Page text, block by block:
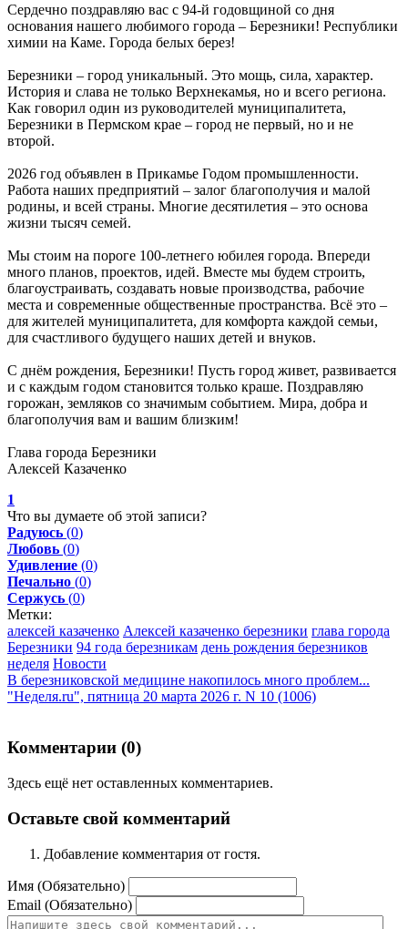
Сердечно поздравляю вас с 94-й годовщиной со дня
основания нашего любимого города – Березники! Республики
химии на Каме. Города белых берез!
Березники – город уникальный. Это мощь, сила, характер.
История и слава не только Верхнекамья, но и всего региона.
Как говорил один из руководителей муниципалитета,
Березники в Пермском крае – город не первый, но и не
второй.
2026 год объявлен в Прикамье Годом промышленности.
Работа наших предприятий – залог благополучия и малой
родины, и всей страны. Многие десятилетия – это основа
жизни тысяч семей.
Мы стоим на пороге 100-летнего юбилея города. Впереди
много планов, проектов, идей. Вместе мы будем строить,
благоустраивать, создавать новые производства, рабочие
места и современные общественные пространства. Всё это –
для жителей муниципалитета, для комфорта каждой семьи,
для счастливого будущего наших детей и внуков.
С днём рождения, Березники! Пусть город живет, развивается
и с каждым годом становится только краше. Поздравляю
горожан, земляков со значимым событием. Мира, добра и
благополучия вам и вашим близким!
Глава города Березники
Алексей Казаченко
1
Что вы думаете об этой записи?
Радуюсь (0)
Любовь (0)
Удивление (0)
Печально (0)
Сержусь (0)
Метки:
алексей казаченко Алексей казаченко березники глава города
Березники 94 года березникам день рождения березников
неделя Новости
В березниковской медицине накопилось много проблем...
"Неделя.ru", пятница 20 марта 2026 г. N 10 (1006)
Комментарии (0)
Здесь ещё нет оставленных комментариев.
Оставьте свой комментарий
Добавление комментария от гостя.
Имя (Обязательно)
Email (Обязательно)